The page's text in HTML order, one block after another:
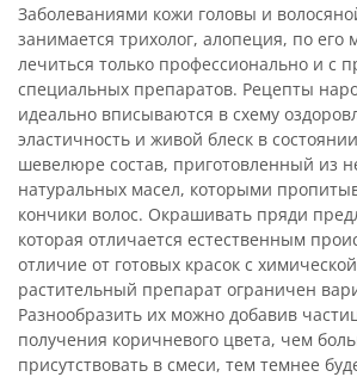
Заболеваниями кожи головы и
занимается трихолог, алопеция, по
лечиться только профессионально и с
специальных препаратов. Рецепты
идеально вписываются в схему
эластичность и живой блеск в
шевелюре состав, приготовленный из
натуральных масел, которыми
кончики волос. Окрашивать пряди
которая отличается естественным
отличие от готовых красок с
растительный препарат ограничен
Разнообразить их можно добавив
получения коричневого цвета, чем
присутствовать в смеси, тем темнее